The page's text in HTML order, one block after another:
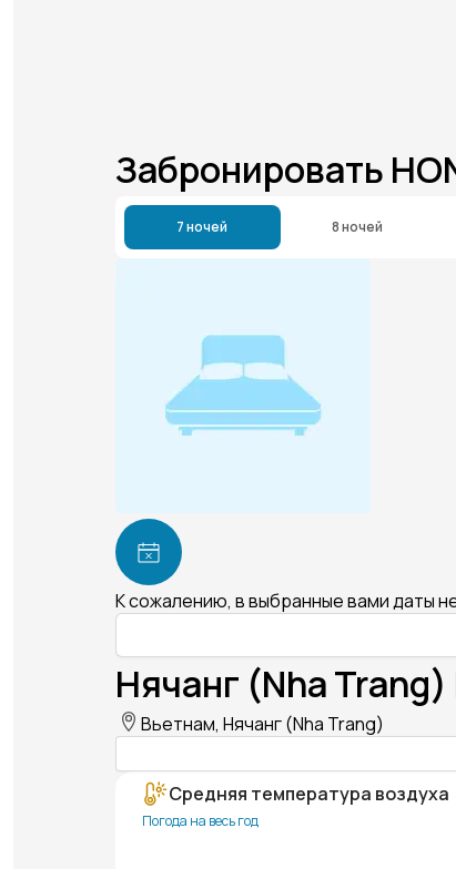
Забронировать
7 ночей 8 ночей
К сожалению, в выбранные вами даты
Нячанг (Nha
Вьетнам, Нячанг (Nha Trang)
Средняя температура воздуха
Погода на весь год